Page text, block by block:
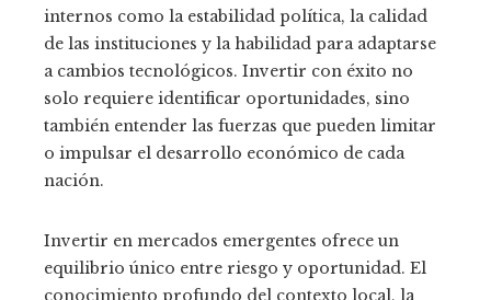
internos como la estabilidad política, la calidad
de las instituciones y la habilidad para adaptarse
a cambios tecnológicos. Invertir con éxito no
solo requiere identificar oportunidades, sino
también entender las fuerzas que pueden limitar
o impulsar el desarrollo económico de cada
nación.
Invertir en mercados emergentes ofrece un
equilibrio único entre riesgo y oportunidad. El
conocimiento profundo del contexto local, la